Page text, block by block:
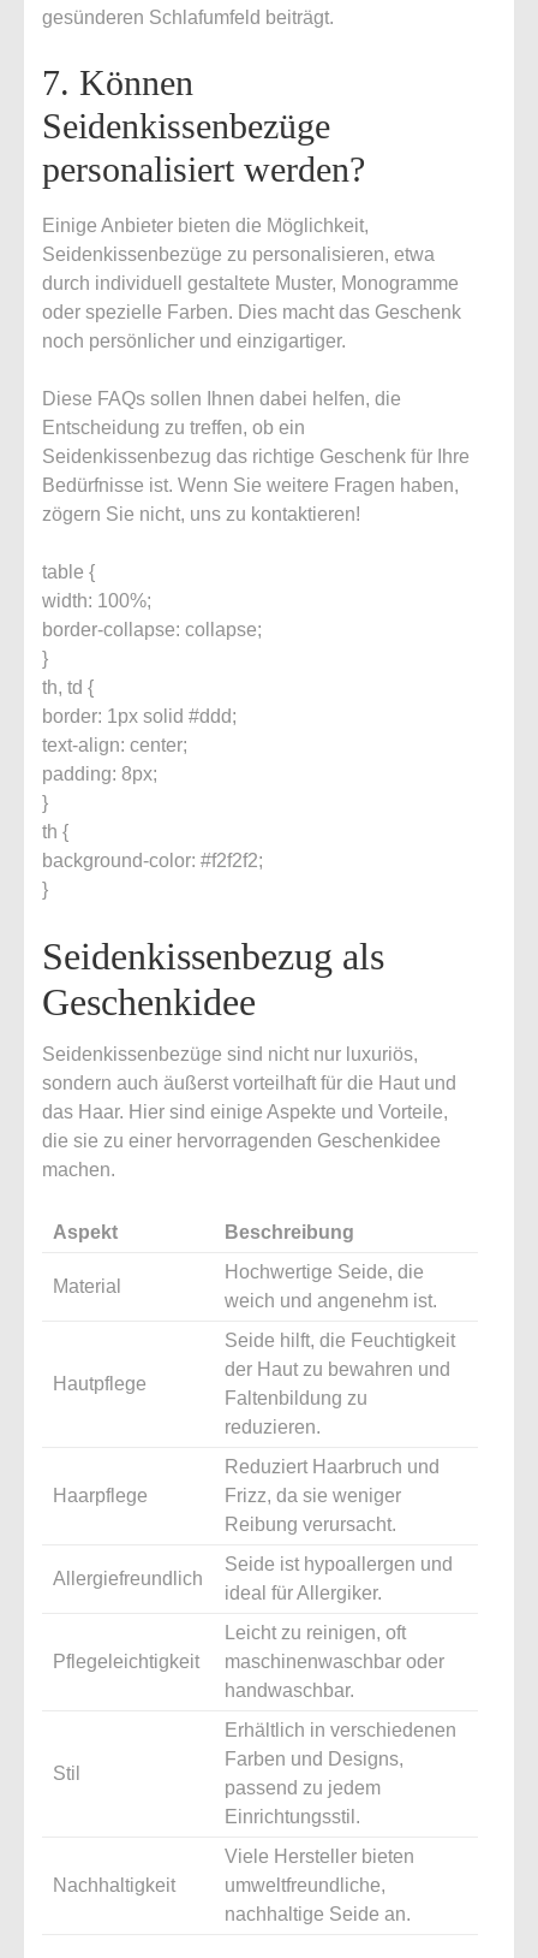
gesünderen Schlafumfeld beiträgt.
7. Können
Seidenkissenbezüge
personalisiert werden?
Einige Anbieter bieten die Möglichkeit,
Seidenkissenbezüge zu personalisieren, etwa
durch individuell gestaltete Muster, Monogramme
oder spezielle Farben. Dies macht das Geschenk
noch persönlicher und einzigartiger.
Diese FAQs sollen Ihnen dabei helfen, die
Entscheidung zu treffen, ob ein
Seidenkissenbezug das richtige Geschenk für Ihre
Bedürfnisse ist. Wenn Sie weitere Fragen haben,
zögern Sie nicht, uns zu kontaktieren!
table {
width: 100%;
border-collapse: collapse;
}
th, td {
border: 1px solid #ddd;
text-align: center;
padding: 8px;
}
th {
background-color: #f2f2f2;
}
Seidenkissenbezug als
Geschenkidee
Seidenkissenbezüge sind nicht nur luxuriös,
sondern auch äußerst vorteilhaft für die Haut und
das Haar. Hier sind einige Aspekte und Vorteile,
die sie zu einer hervorragenden Geschenkidee
machen.
Aspekt Beschreibung
Material
Hochwertige Seide, die
weich und angenehm ist.
Hautpflege
Seide hilft, die Feuchtigkeit
der Haut zu bewahren und
Faltenbildung zu
reduzieren.
Haarpflege
Reduziert Haarbruch und
Frizz, da sie weniger
Reibung verursacht.
Allergiefreundlich
Seide ist hypoallergen und
ideal für Allergiker.
Pflegeleichtigkeit
Leicht zu reinigen, oft
maschinenwaschbar oder
handwaschbar.
Stil
Erhältlich in verschiedenen
Farben und Designs,
passend zu jedem
Einrichtungsstil.
Nachhaltigkeit
Viele Hersteller bieten
umweltfreundliche,
nachhaltige Seide an.